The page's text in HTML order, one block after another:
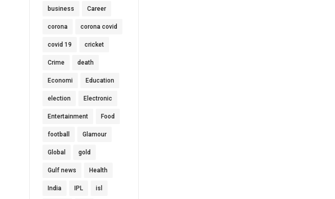
business Career
corona corona covid
covid 19 cricket
Crime death
Economi Education
election Electronic
Entertainment Food
football Glamour
Global gold
Gulf news Health
India IPL isl